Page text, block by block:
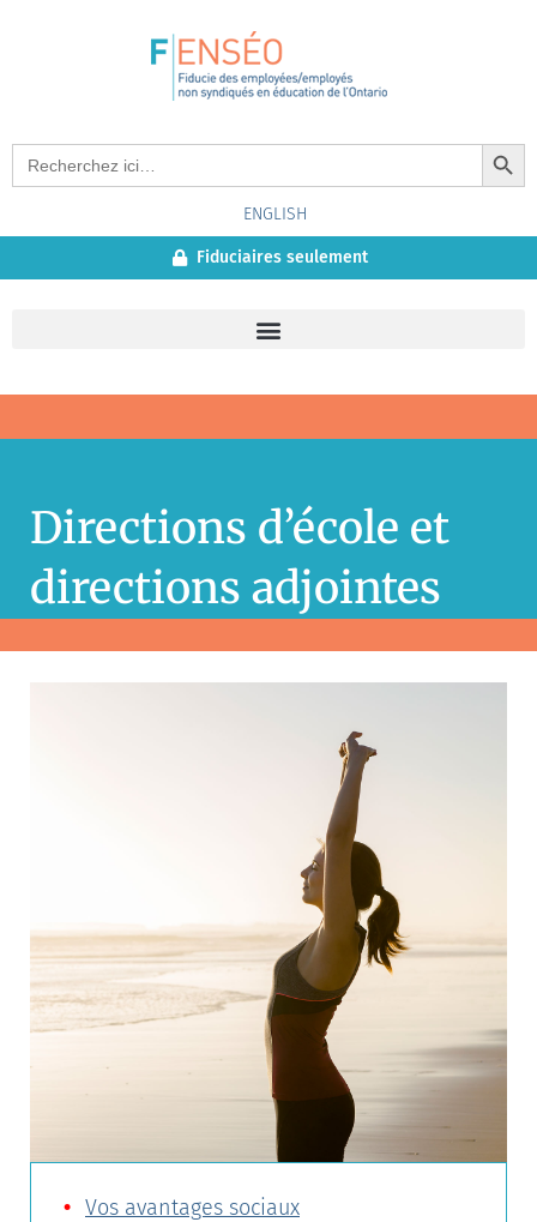
Search
for:
Search Button
ENGLISH
Fiduciaires seulement
Directions d’école et
directions adjointes
Vos avantages sociaux